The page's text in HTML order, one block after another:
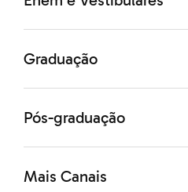
frases, parágrafos e etc. Ela
estabelecer ligações entre as
evitar repetições de termos
coesão:
Graduação
Pós-graduação
Mais Canais